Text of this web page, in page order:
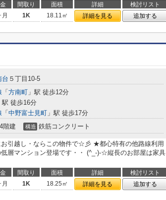
間取り 面積 詳細
検討リスト
月 1K 18.11㎡ 詳細を見る 追加する
台 ５丁目10-5
「 方南町 」駅 徒歩12分
駅 徒歩16分
「 中野富士見町 」駅 徒歩17分
4階建 構造 鉄筋コンクリート
引越し・ならこの物件で☆彡 ★都心特有の他路線利用
層マンション登場です・・ (^_-)-☆縦長のお部屋は家具
間取り 面積 詳細
検討リスト
月 1K 18.25㎡ 詳細を見る 追加する